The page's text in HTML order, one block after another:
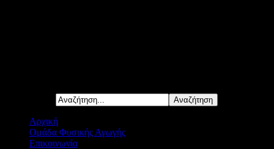
Αρχική
Ομάδα Φυσικής Αγωγής
Επικοινωνία